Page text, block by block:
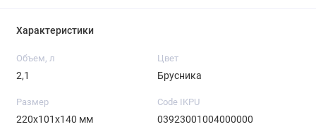
Характеристики
Объем, л
2,1
Цвет
Брусника
Размер
220х101х140 мм
Code IKPU
03923001004000000